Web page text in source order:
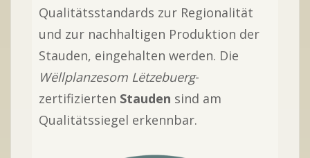
Qualitätsstandards zur Regionalität
und zur nachhaltigen Produktion der
Stauden, eingehalten werden. Die
Wёllplanzesom Lёtzebuerg-
zertifizierten Stauden sind am
Qualitätssiegel erkennbar.